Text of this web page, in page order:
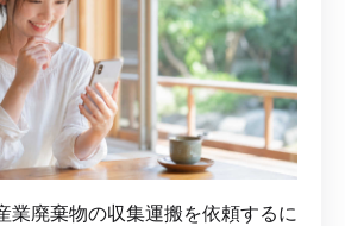
業廃棄物の収集運搬を依頼するに